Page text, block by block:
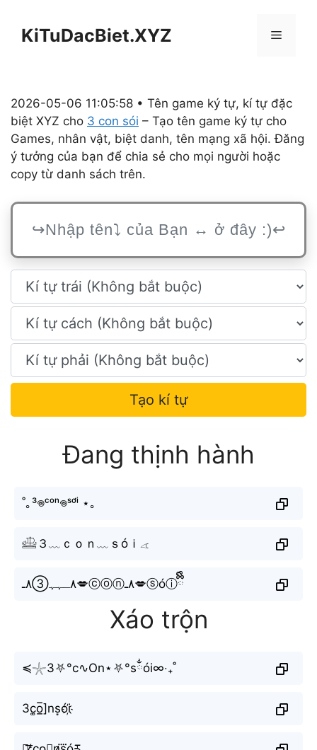
KiTuDacBiet.XYZ Menu
2026-05-06 11:05:58 • Tên game ký tự, kí tự đặc
biệt XYZ cho 3 con sói – Tạo tên game ký tự cho
Games, nhân vật, biệt danh, tên mạng xã hội. Đăng
ý tưởng của bạn để chia sẻ cho mọi người hoặc
copy từ danh sách trên.
Tạo kí tự
Đang thịnh hành
˚｡³𖦹ᶜᵒⁿ𖦹ˢᵒ́ⁱ ⋆｡
𓊝３﹏ｃｏｎ﹏ｓóｉ𓂁
٨ـﮩﮩ③٨ـ💋ⓒⓞⓝ٨ـ💋ⓢóⓘྀིྀི
Xáo trộn
≼𓇼3⛧°c∿On⋆⛧°sྂói∞‧₊˚
3c͚o̲̅]ns͙ói҉